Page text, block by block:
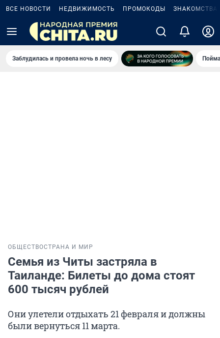
ВСЕ НОВОСТИ НЕДВИЖИМОСТЬ ПРОМОКОДЫ ЗНАКОМСТВА
Заблудилась и провела ночь в лесу
ОБЩЕСТВОСТРАНА И МИР
Семья из Читы застряла в
Таиланде: Билеты до дома стоят
600 тысяч рублей
Они улетели отдыхать 21 февраля и должны
были вернуться 11 марта.